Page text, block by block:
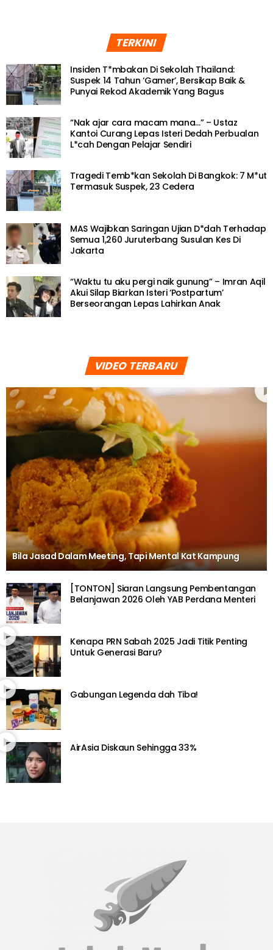
TERKINI
Insiden T*mbakan Di Sekolah Thailand:
Suspek 14 Tahun ‘Gamer’, Bersikap Baik &
Punyai Rekod Akademik Yang Bagus
“Nak ajar cara macam mana…” – Ustaz
Kantoi Curang Lepas Isteri Dedah Perbualan
L*cah Dengan Pelajar Sendiri
Tragedi Temb*kan Sekolah Di Bangkok: 7 M*ut
Termasuk Suspek, 23 Cedera
MAS Wajibkan Saringan Ujian D*dah Terhadap
Semua 1,260 Juruterbang Susulan Kes Di
Jakarta
“Waktu tu aku pergi naik gunung” – Imran Aqil
Akui Silap Biarkan Isteri ‘Postpartum’
Berseorangan Lepas Lahirkan Anak
VIDEO TERBARU
Bila Jasad Dalam Meeting, Tapi Mental Kat Kampung
[TONTON] Siaran Langsung Pembentangan
Belanjawan 2026 Oleh YAB Perdana Menteri
Kenapa PRN Sabah 2025 Jadi Titik Penting
Untuk Generasi Baru?
Gabungan Legenda dah Tiba!
AirAsia Diskaun Sehingga 33%